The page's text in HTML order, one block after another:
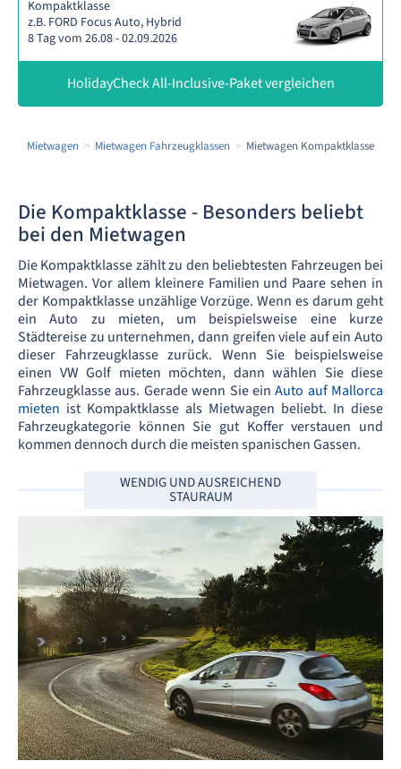
Kompaktklasse
z.B. FORD Focus Auto, Hybrid
8 Tag vom 26.08 - 02.09.2026
HolidayCheck All-Inclusive-Paket vergleichen
Mietwagen Mietwagen Fahrzeugklassen Mietwagen Kompaktklasse
Die Kompaktklasse - Besonders beliebt
bei den Mietwagen
Die Kompaktklasse zählt zu den beliebtesten Fahrzeugen bei
Mietwagen. Vor allem kleinere Familien und Paare sehen in
der Kompaktklasse unzählige Vorzüge. Wenn es darum geht
ein Auto zu mieten, um beispielsweise eine kurze
Städtereise zu unternehmen, dann greifen viele auf ein Auto
dieser Fahrzeugklasse zurück. Wenn Sie beispielsweise
einen VW Golf mieten möchten, dann wählen Sie diese
Fahrzeugklasse aus. Gerade wenn Sie einAuto auf Mallorca
mieten ist Kompaktklasse als Mietwagen beliebt. In diese
Fahrzeugkategorie können Sie gut Koffer verstauen und
kommen dennoch durch die meisten spanischen Gassen.
WENDIG UND AUSREICHEND
STAURAUM